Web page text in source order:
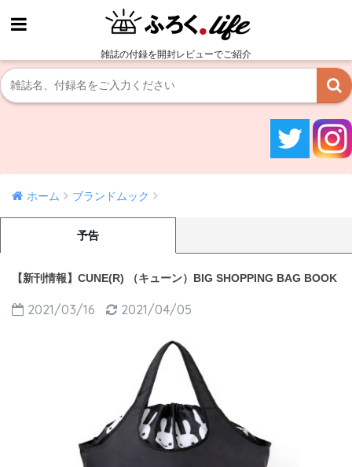
雑誌の付録を開封レビューでご紹介
ホーム ブランドムック
予告
【新刊情報】CUNE(R) （キューン）BIG SHOPPING BAG BOOK
2021/03/16 2021/04/05